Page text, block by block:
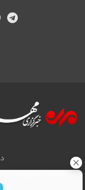
Creative Commons